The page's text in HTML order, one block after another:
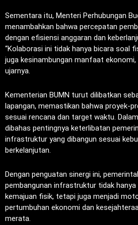
Sementara itu, Menteri Perhubungan
menambahkan bahwa percepatan
dengan efisiensi anggaran dan
“Kolaborasi ini tidak hanya bicara soal
juga kesinambungan manfaat ekonomi,
ujarnya.
Kementerian BUMN turut dilibatkan
lapangan, memastikan bahwa proyek-
sesuai rencana dan target waktu.
dibahas pentingnya keterlibatan
infrastruktur yang dibangun sesuai
berkelanjutan.
Dengan penguatan sinergi ini,
pembangunan infrastruktur tidak hanya
kemajuan fisik, tetapi juga menjadi
pertumbuhan ekonomi dan
merata.